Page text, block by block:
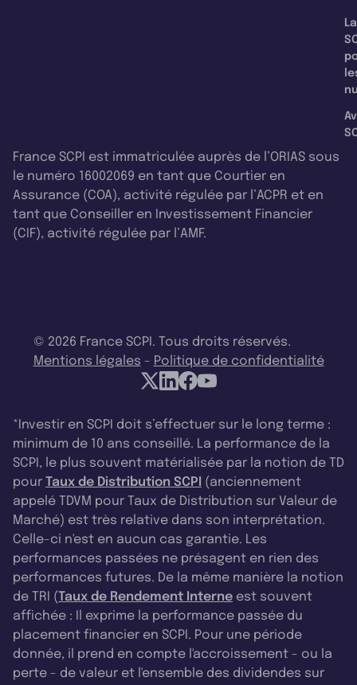
La
France SCPI est immatriculée auprès de l’ORIAS sous
le numéro 16002069 en tant que Courtier en
Assurance (COA), activité régulée par l’ACPR et en
tant que Conseiller en Investissement Financier
(CIF), activité régulée par l’AMF.
© 2026 France SCPI. Tous droits réservés.
Mentions légales - Politique de confidentialité
*Investir en SCPI doit s’effectuer sur le long terme :
minimum de 10 ans conseillé. La performance de la
SCPI, le plus souvent matérialisée par la notion de TD
pour Taux de Distribution SCPI (anciennement
appelé TDVM pour Taux de Distribution sur Valeur de
Marché) est très relative dans son interprétation.
Celle-ci n'est en aucun cas garantie. Les
performances passées ne présagent en rien des
performances futures. De la même manière la notion
de TRI (Taux de Rendement Interne est souvent
affichée : Il exprime la performance passée du
placement financier en SCPI. Pour une période
donnée, il prend en compte l'accroissement - ou la
perte - de valeur et l'ensemble des dividendes sur